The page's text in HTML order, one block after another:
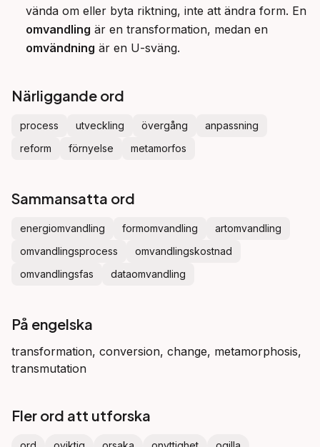
vända om eller byta riktning, inte att ändra form. En
omvandling är en transformation, medan en
omvändning är en U-sväng.
Närliggande ord
process utveckling övergång
anpassning
reform
förnyelse metamorfos
Sammansatta ord
energiomvandling formomvandling
artomvandling
omvandlingsprocess
omvandlingskostnad
omvandlingsfas
dataomvandling
På engelska
transformation, conversion, change, metamorphosis,
transmutation
Fler ord att utforska